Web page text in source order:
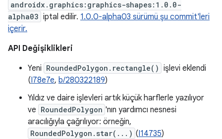
androidx.graphics:graphics-shapes:1.0.0-
alpha03 iptal edilir. 1.0.0-alpha03 sürümü şu commit'leri
içerir.
API Değişiklikleri
Yeni RoundedPolygon.rectangle() işlevi eklendi
(I78e7e, b/280322189)
Yıldız ve daire işlevleri artık küçük harflerle yazılıyor
ve RoundedPolygon 'nın yardımcı nesnesi
aracılığıyla çağrılıyor: örneğin,
RoundedPolygon.star(...) (I14735)